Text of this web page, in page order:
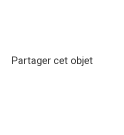
Partager cet objet